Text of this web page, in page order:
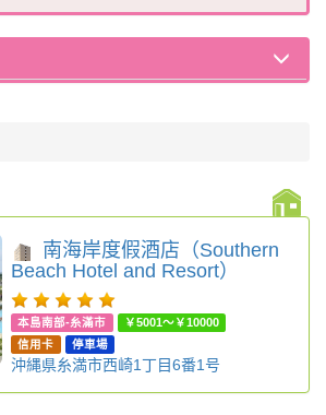
南海岸度假酒店（Southern
Beach Hotel and Resort）
本島南部-糸滿市
￥5001～￥10000
信用卡
停車場
沖縄県糸満市西崎1丁目6番1号